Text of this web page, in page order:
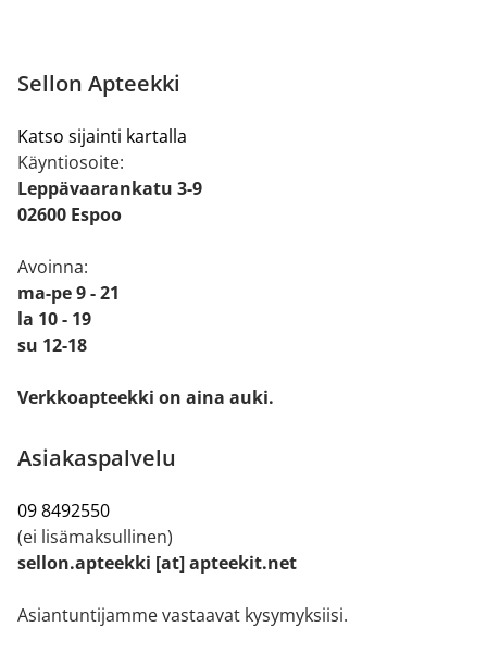
Sellon Apteekki
Katso sijainti kartalla
Käyntiosoite:
Leppävaarankatu 3-9
02600 Espoo
Avoinna:
ma-pe 9 - 21
la 10 - 19
su 12-18
Verkkoapteekki on aina auki.
Asiakaspalvelu
09 8492550
(ei lisämaksullinen)
sellon.apteekki [at] apteekit.net
Asiantuntijamme vastaavat kysymyksiisi.